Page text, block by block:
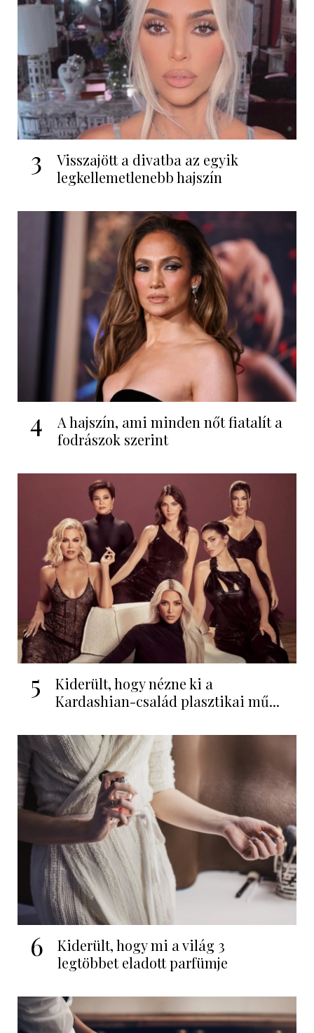
3
Visszajött a divatba az egyik
legkellemetlenebb hajszín
4
A hajszín, ami minden nőt fiatalít a
fodrászok szerint
5
Kiderült, hogy nézne ki a
Kardashian-család plasztikai mű...
6
Kiderült, hogy mi a világ 3
legtöbbet eladott parfümje